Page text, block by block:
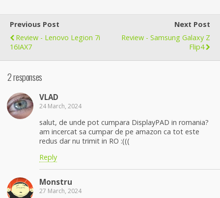
Previous Post
Review - Lenovo Legion 7i
16IAX7
Next Post
Review - Samsung Galaxy Z
Flip4
2 responses
VLAD
24 March, 2024
salut, de unde pot cumpara DisplayPAD in romania?
am incercat sa cumpar de pe amazon ca tot este
redus dar nu trimit in RO :(((
Reply
Monstru
27 March, 2024